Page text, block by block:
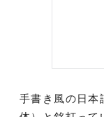
手書き風の日本